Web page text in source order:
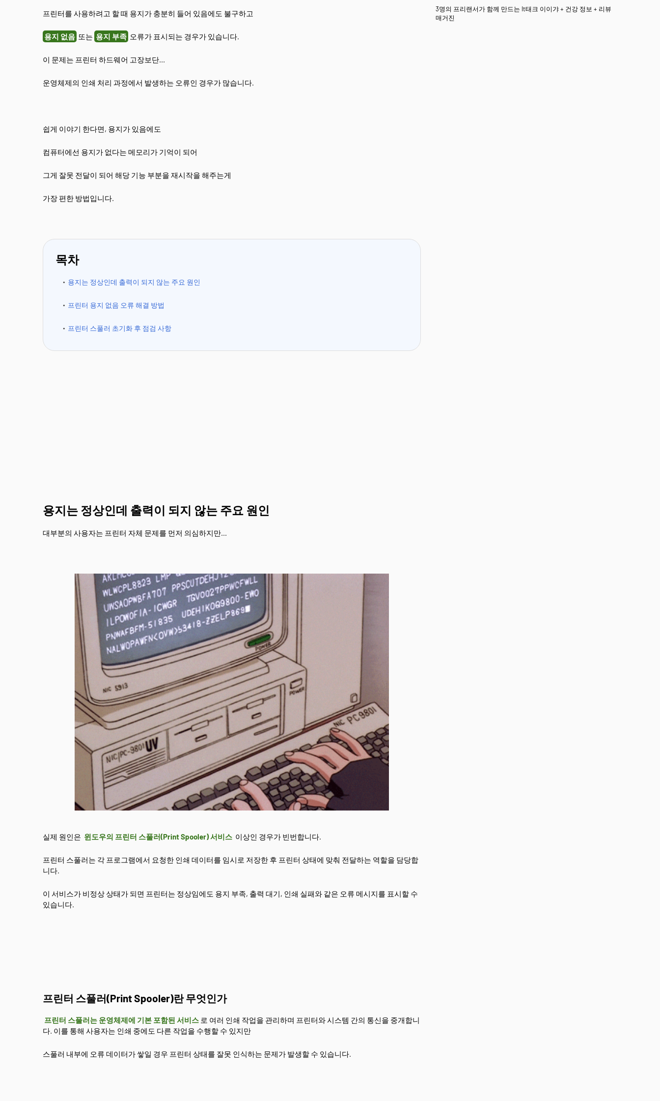
프린터를 사용하려고 할 때 용지가 충분히 들어 있음에도 불구하고
용지 없음 또는 용지 부족 오류가 표시되는 경우가 있습니다.
이 문제는 프린터 하드웨어 고장보단...
운영체제의 인쇄 처리 과정에서 발생하는 오류인 경우가 많습니다.
쉽게 이야기 한다면, 용지가 있음에도
컴퓨터에선 용지가 없다는 메모리가 기억이 되어
그게 잘못 전달이 되어 해당 기능 부분을 재시작을 해주는게
가장 편한 방법입니다.
목차
용지는 정상인데 출력이 되지 않는 주요 원인
프린터 용지 없음 오류 해결 방법
프린터 스풀러 초기화 후 점검 사항
용지는 정상인데 출력이 되지 않는 주요 원인
대부분의 사용자는 프린터 자체 문제를 먼저 의심하지만...
실제 원인은 윈도우의 프린터 스풀러(Print Spooler) 서비스 이상인 경우가 빈번합니다.
프린터 스풀러는 각 프로그램에서 요청한 인쇄 데이터를 임시로 저장한 후 프린터 상태에 맞춰 전달하는 역할을 담당합
니다.
이 서비스가 비정상 상태가 되면 프린터는 정상임에도 용지 부족, 출력 대기, 인쇄 실패와 같은 오류 메시지를 표시할 수
있습니다.
프린터 스풀러(Print Spooler)란 무엇인가
프린터 스풀러는 운영체제에 기본 포함된 서비스 로 여러 인쇄 작업을 관리하며 프린터와 시스템 간의 통신을 중개합니
다. 이를 통해 사용자는 인쇄 중에도 다른 작업을 수행할 수 있지만
스풀러 내부에 오류 데이터가 쌓일 경우 프린터 상태를 잘못 인식하는 문제가 발생할 수 있습니다.
3명의 프리랜서가 함께 만드는 It태크 이이갸 + 건강 정보 + 리뷰
매거진